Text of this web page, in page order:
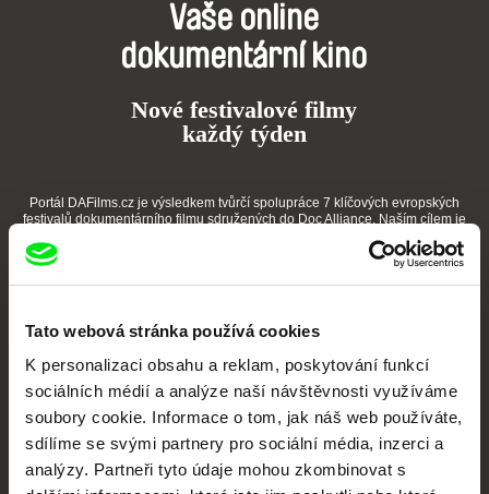
Tato webová stránka používá cookies
K personalizaci obsahu a reklam, poskytování funkcí
sociálních médií a analýze naší návštěvnosti využíváme
soubory cookie. Informace o tom, jak náš web používáte,
sdílíme se svými partnery pro sociální média, inzerci a
analýzy. Partneři tyto údaje mohou zkombinovat s
Vaše online
dokumentární kino
Nové festivalové filmy
každý týden
Portál DAFilms.cz je výsledkem tvůrčí spolupráce 7 klíčových evropských
festivalů dokumentárního filmu sdružených do Doc Alliance. Naším cílem je
Členové Doc Alliance